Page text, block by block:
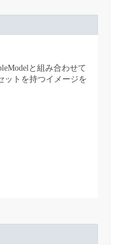
と組み合わせて
ットを持つイメージを